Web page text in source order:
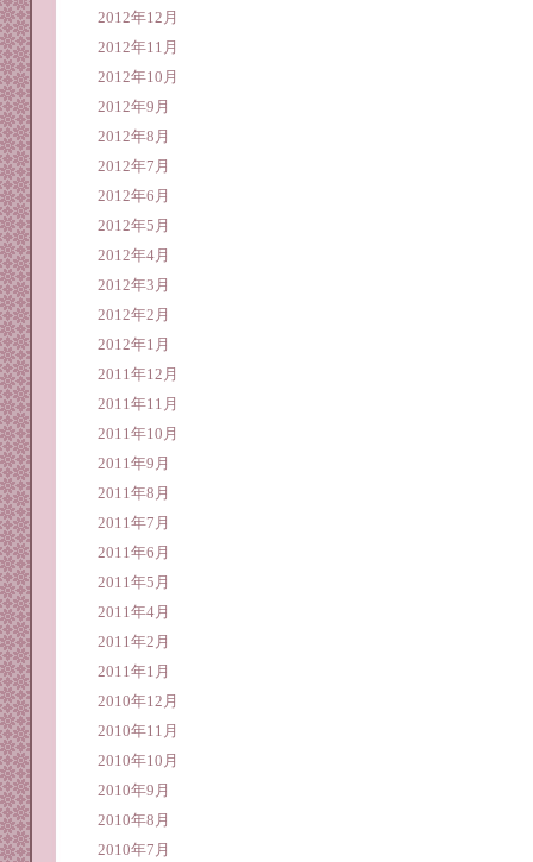
2012年12月
2012年11月
2012年10月
2012年9月
2012年8月
2012年7月
2012年6月
2012年5月
2012年4月
2012年3月
2012年2月
2012年1月
2011年12月
2011年11月
2011年10月
2011年9月
2011年8月
2011年7月
2011年6月
2011年5月
2011年4月
2011年2月
2011年1月
2010年12月
2010年11月
2010年10月
2010年9月
2010年8月
2010年7月